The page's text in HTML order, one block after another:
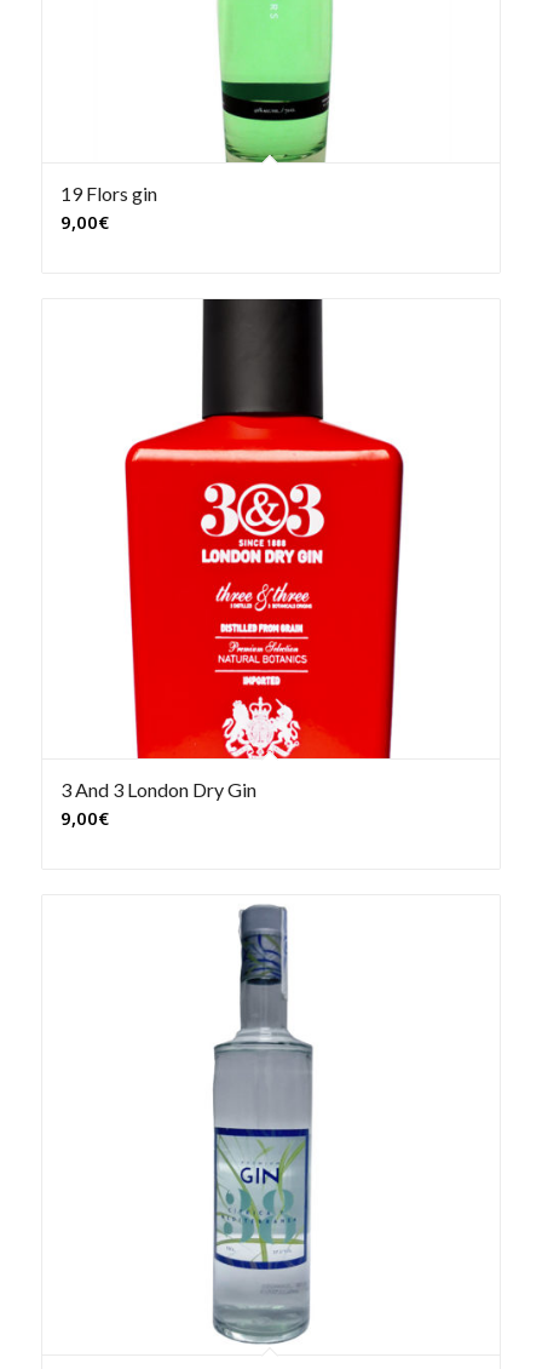
19 Flors gin
9,00€
3 And 3 London Dry Gin
9,00€